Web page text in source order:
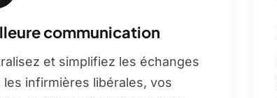
communication
et simplifiez les échanges
les infirmières libérales, vos